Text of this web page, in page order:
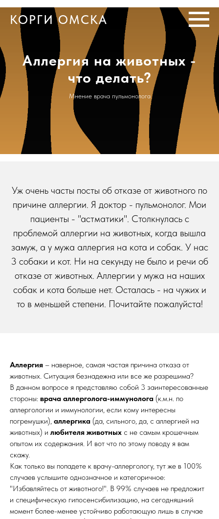
КОРГИ ОМСКА
Аллергия на животных -
что делать?
Мнение врача пульмонолога
Уж очень часты посты об отказе от животного по
причине аллергии. Я доктор - пульмонолог. Мои
пациенты - "астматики". Столкнулась с
проблемой аллергии на животных, когда вышла
замуж, а у мужа аллергия на кота и собак. У нас
3 собаки и кот. Ни на секунду не было и речи об
отказе от животных. Аллергии у мужа на наших
собак и кота больше нет. Осталась - на чужих и
то в меньшей степени. Почитайте пожалуйста!
Аллергия – наверное, самая частая причина отказа от
животных. Ситуация безнадежна или все же разрешима?
В данном вопросе я представляю собой 3 заинтересованные
стороны: врача аллерголога-иммунолога (к.м.н. по
аллергологии и иммунологии, если кому интересны
погремушки), аллергика (да, сильного, да, с аллергией на
животных) и любителя животных с не самым крошечным
опытом их содержания. И вот что по этому поводу я вам
скажу.
Как только вы попадете к врачу-аллергологу, тут же в 100%
случаев услышите однозначное и категоричное:
"Избавляйтесь от животного!". В 99% случаев не предложит
и специфическую гипосенсибилизацию, на сегодняшний
момент более-менее устойчиво работающую лишь в случае